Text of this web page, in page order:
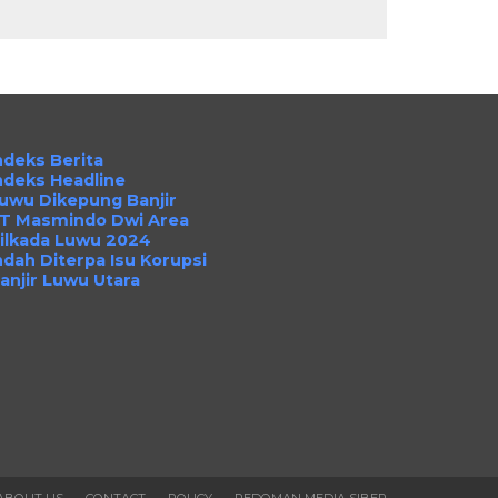
Berita
Headline
Dikepung Banjir
Masmindo Dwi Area
Luwu 2024
Diterpa Isu Korupsi
Luwu Utara